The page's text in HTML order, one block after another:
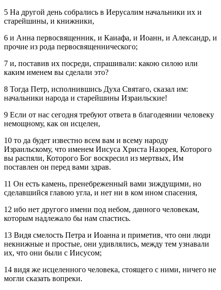
5 На другой день собрались в Иерусалим начальники их и
старейшины, и книжники,
6 и Анна первосвященник, и Каиафа, и Иоанн, и Александр, и
прочие из рода первосвященнического;
7 и, поставив их посреди, спрашивали: какою силою или
каким именем вы сделали это?
8 Тогда Петр, исполнившись Духа Святаго, сказал им:
начальники народа и старейшины Израильские!
9 Если от нас сегодня требуют ответа в благодеянии человеку
немощному, как он исцелен,
10 то да будет известно всем вам и всему народу
Израильскому, что именем Иисуса Христа Назорея, Которого
вы распяли, Которого Бог воскресил из мертвых, Им
поставлен он перед вами здрав.
11 Он есть камень, пренебреженный вами зиждущими, но
сделавшийся главою угла, и нет ни в ком ином спасения,
12 ибо нет другого имени под небом, данного человекам,
которым надлежало бы нам спастись.
13 Видя смелость Петра и Иоанна и приметив, что они люди
некнижные и простые, они удивлялись, между тем узнавали
их, что они были с Иисусом;
14 видя же исцеленного человека, стоящего с ними, ничего не
могли сказать вопреки.